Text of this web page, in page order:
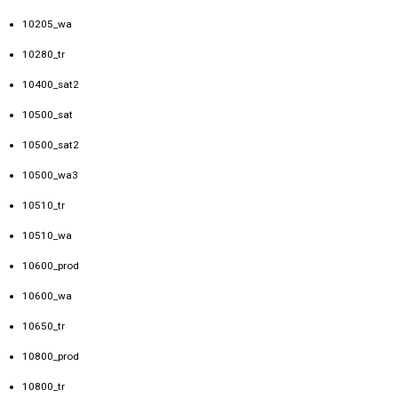
10205_wa
10280_tr
10400_sat2
10500_sat
10500_sat2
10500_wa3
10510_tr
10510_wa
10600_prod
10600_wa
10650_tr
10800_prod
10800_tr